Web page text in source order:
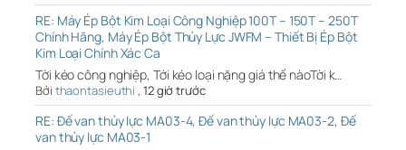
RE: Máy Ép Bột Kim Loại Công Nghiệp 100T – 150T – 250T
Chính Hãng, Máy Ép Bột Thủy Lực JWFM – Thiết Bị Ép Bột
Kim Loại Chính Xác Ca
Tời kéo công nghiệp, Tới kéo loại nặng giá thế nàoTời k…
Bởi thaontasieuthi , 12 giờ trước
RE: Đế van thủy lực MA03-4, Đế van thủy lực MA03-2, Đế
van thủy lực MA03-1